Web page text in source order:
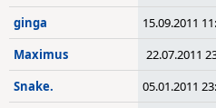
ginga 15.09.2011
Maximus 22.07.2011
Snake. 05.01.2011